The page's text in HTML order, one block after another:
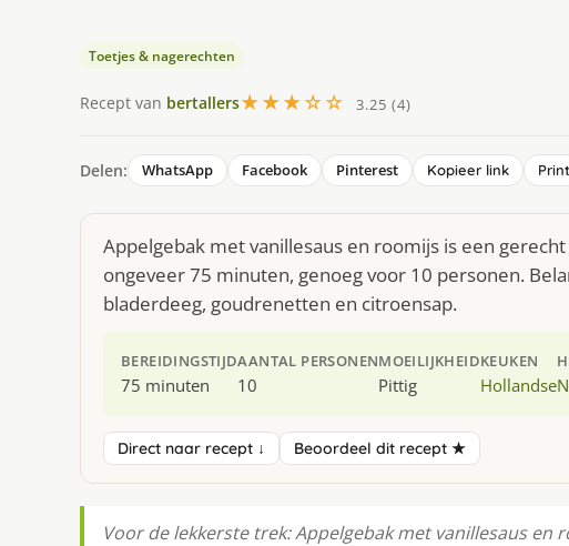
Toetjes & nagerechten
Recept van bertallers★★★☆☆ 3.25 (4)
Delen: WhatsApp Facebook Pinterest Kopieer link Print
Appelgebak met vanillesaus en roomijs is een
ongeveer 75 minuten, genoeg voor 10 personen.
bladerdeeg, goudrenetten en citroensap.
BEREIDINGSTIJD
75 minuten
AANTAL PERSONEN
10
MOEILIJKHEID
Pittig
KEUKEN
Hollandse
Direct naar recept ↓ Beoordeel dit recept ★
Voor de lekkerste trek: Appelgebak met vanillesaus en